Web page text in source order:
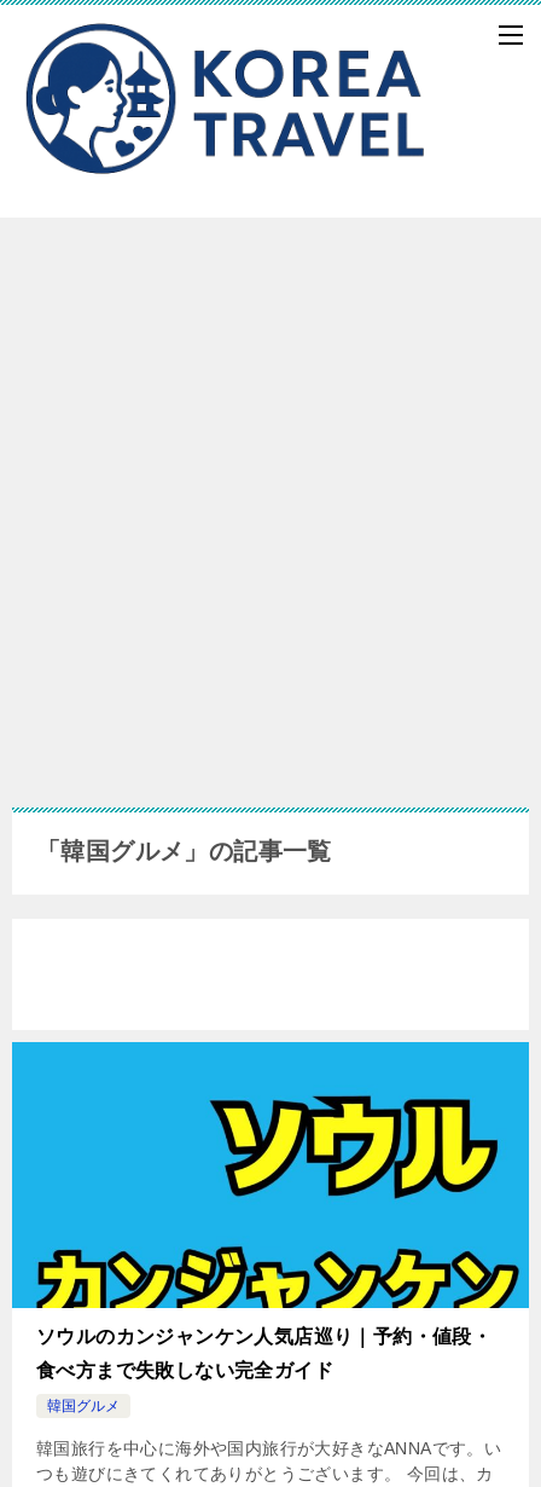
「韓国グルメ」の記事一覧
ソウルのカンジャンケン人気店巡り｜予約・値段・
食べ方まで失敗しない完全ガイド
韓国グルメ
韓国旅行を中心に海外や国内旅行が大好きなANNAです。い
つも遊びにきてくれてありがとうございます。 今回は、カ